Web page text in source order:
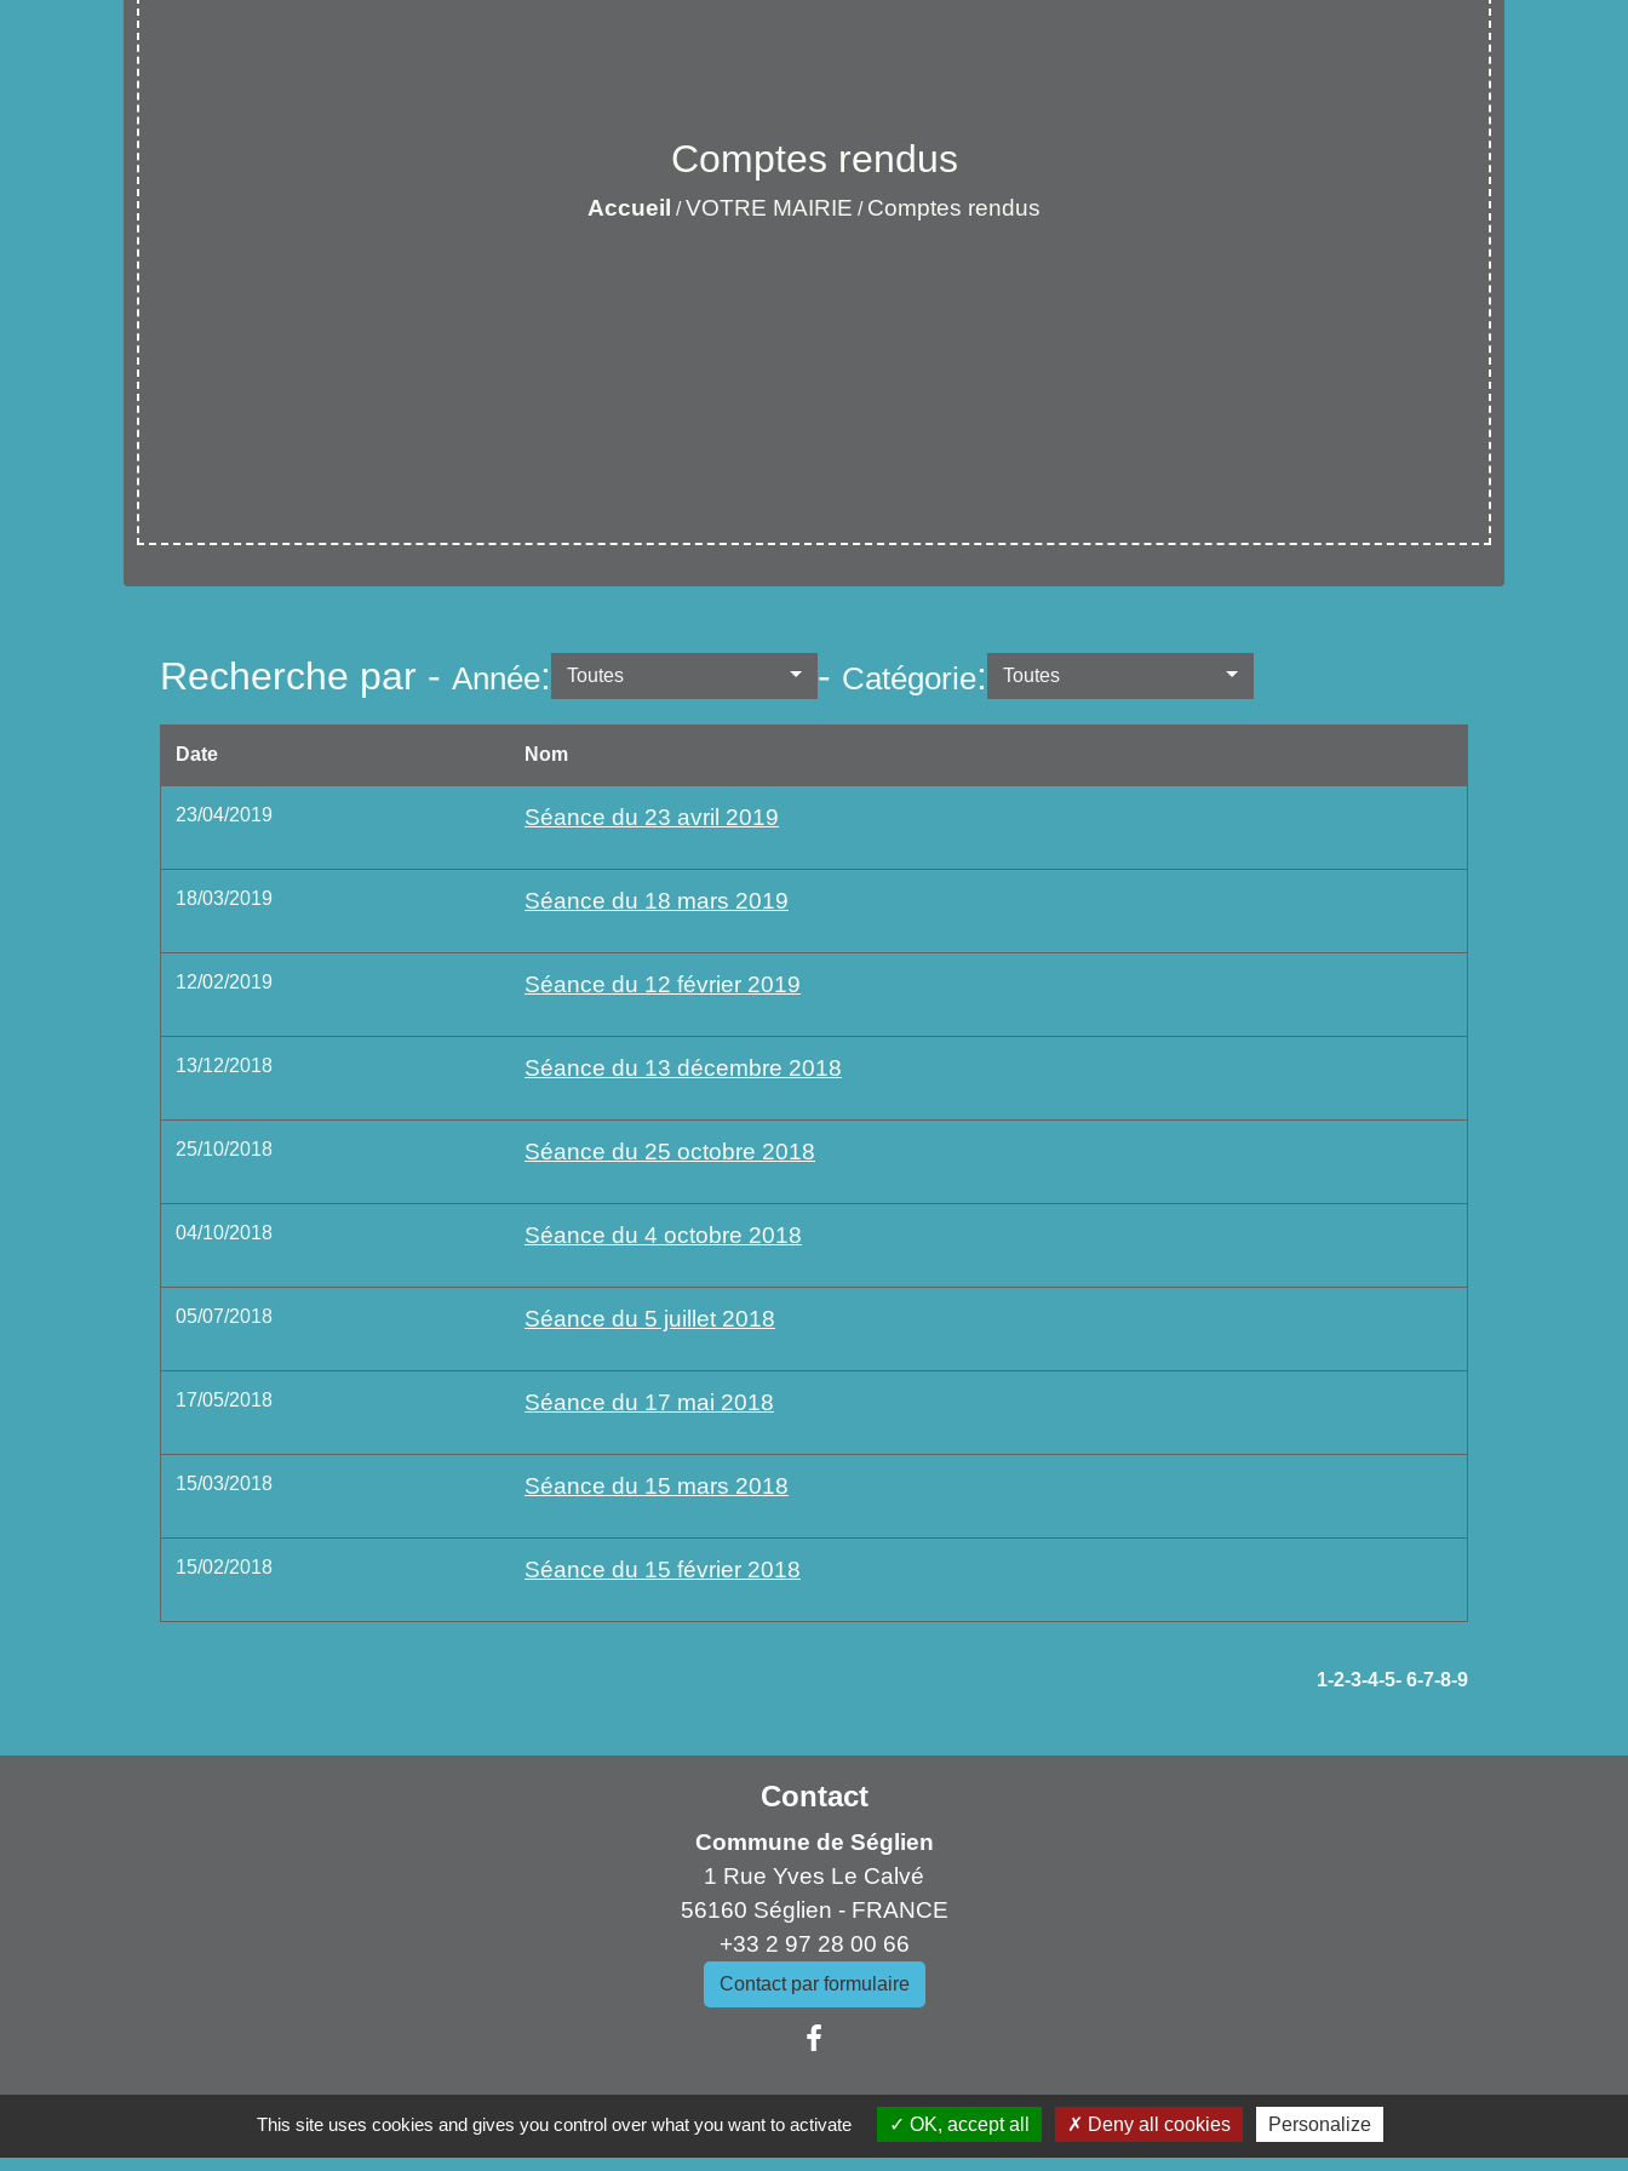
Comptes rendus
Accueil /VOTRE MAIRIE / Comptes rendus
Recherche par - Année: Toutes - Catégorie: Toutes
Date Nom
23/04/2019 Séance du 23 avril 2019
18/03/2019 Séance du 18 mars 2019
12/02/2019 Séance du 12 février 2019
13/12/2018 Séance du 13 décembre 2018
25/10/2018 Séance du 25 octobre 2018
04/10/2018 Séance du 4 octobre 2018
05/07/2018 Séance du 5 juillet 2018
17/05/2018 Séance du 17 mai 2018
15/03/2018 Séance du 15 mars 2018
15/02/2018 Séance du 15 février 2018
1-2-3-4-5- 6-7-8-9
Contact
Commune de Séglien
1 Rue Yves Le Calvé
56160 Séglien - FRANCE
+33 2 97 28 00 66
Contact par formulaire
Liens
This site uses cookies and gives you control over what you want to activate OK, accept all Deny all cookies Personalize